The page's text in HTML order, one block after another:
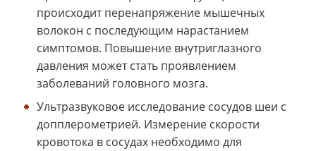
происходит перенапряжение мышечных
волокон с последующим нарастанием
симптомов. Повышение внутриглазного
давления может стать проявлением
заболеваний головного мозга.
Ультразвуковое исследование сосудов шеи с
допплерометрией. Измерение скорости
кровотока в сосудах необходимо для